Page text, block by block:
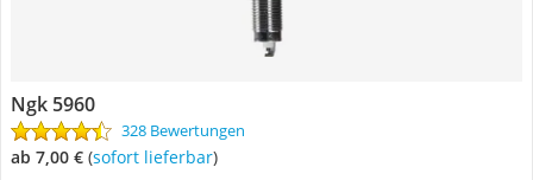
Ngk 5960
328 Bewertungen
ab 7,00 € ( Sofort lieferbar)